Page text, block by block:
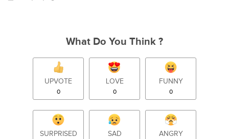
What Do You Think ?
UPVOTE
0
LOVE
0
FUNNY
0
SURPRISED SAD ANGRY